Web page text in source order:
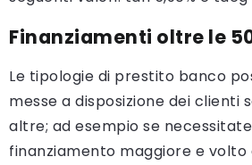
Finanziamenti oltre le
Le tipologie di prestito banco
messe a disposizione dei clienti
altre; ad esempio se
finanziamento maggiore e